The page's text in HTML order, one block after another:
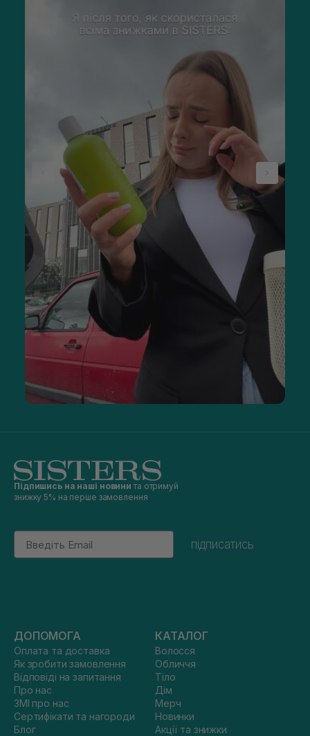
Підпишись на наші новини та отримуй
знижку 5% на перше замовлення
Email
підписатись
ДОПОМОГА
Оплата та доставка
Як зробити замовлення
Відповіді на запитання
Про нас
ЗМІ про нас
Сертифікати та нагороди
Блог
КАТАЛОГ
Волосся
Обличчя
Тіло
Дім
Мерч
Новинки
Акції та знижки